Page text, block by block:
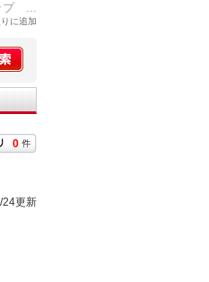
プ ...
に追加
0
24更新